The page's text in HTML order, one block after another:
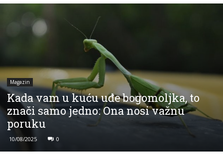
Magazin
Kada vam u kuću uđe bogomoljka, to
znači samo jedno: Ona nosi važnu
poruku
10/08/2025 0